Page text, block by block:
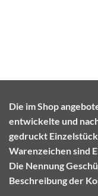
Die im Shop
entwickelte und
gedruckt
Warenzeichen sind
Die Nennung
Beschreibung der